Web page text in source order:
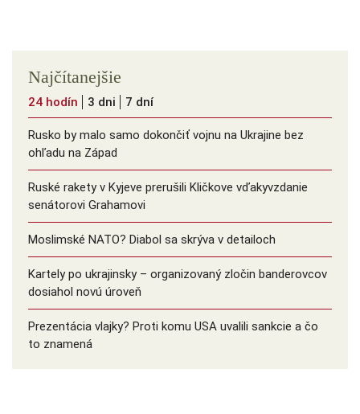
Najčítanejšie
24 hodín 3 dni 7 dní
Rusko by malo samo dokončiť vojnu na Ukrajine bez
ohľadu na Západ
Ruské rakety v Kyjeve prerušili Kličkove vďakyvzdanie
senátorovi Grahamovi
Moslimské NATO? Diabol sa skrýva v detailoch
Kartely po ukrajinsky – organizovaný zločin banderovcov
dosiahol novú úroveň
Prezentácia vlajky? Proti komu USA uvalili sankcie a čo
to znamená